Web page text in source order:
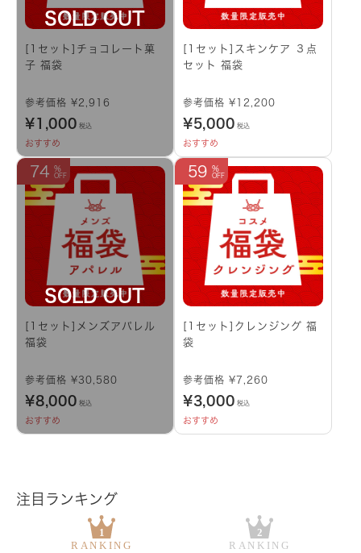
[1セット]チョコレート菓
子 福袋
参考価格 ¥2,916
¥1,000 税込
おすすめ
[1セット]スキンケア ３点
セット 福袋
参考価格 ¥12,200
¥5,000 税込
おすすめ
74
[1セット]メンズアパレル
福袋
参考価格 ¥30,580
¥8,000 税込
おすすめ
59
[1セット]クレンジング 福
袋
参考価格 ¥7,260
¥3,000 税込
おすすめ
注目ランキング